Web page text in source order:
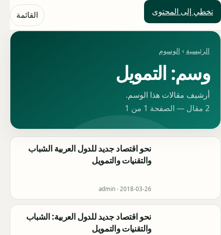
تخطي إلى المحتوى
حلول العالم القائمة
الرئيسية › الوسوم
وسم: التمويل
أرشيف مقالات هذا الوسم.
2 مقال — الصفحة 1 من 1
نحو اقتصاد جديد للدول العربية الشباب
والتقنيات والتمويل
admin · 2018-03-26
نحو اقتصاد جديد للدول العربية: الشباب
والتقنيات والتمويل